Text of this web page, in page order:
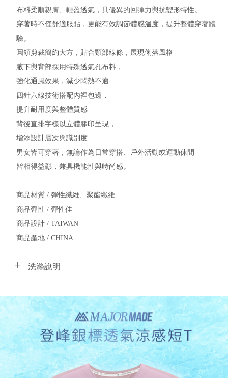
布料柔順親膚、輕盈透氣，具優異的回彈力與抗變形特性。
穿著時不僅舒適服貼，更能有效調節體感溫度，提升整體穿著體
驗。
圓領剪裁簡約大方，貼合頸部線條，展現俐落風格
腋下與背部採用特殊透氣孔布料，
強化通風效果，減少悶熱不適
四針六線技術搭配內裡包邊，
提升耐用度與整體質感
背後直排字樣以立體膠印呈現，
增添設計層次與識別度
男女皆可穿著，無論作為日常穿搭、戶外活動或運動休閒
皆相得益彰，兼具機能性與時尚感。
商品材質 / 彈性纖維、聚酯纖維
商品彈性 / 彈性佳
商品設計 / TAIWAN
商品產地 / CHINA
洗滌說明